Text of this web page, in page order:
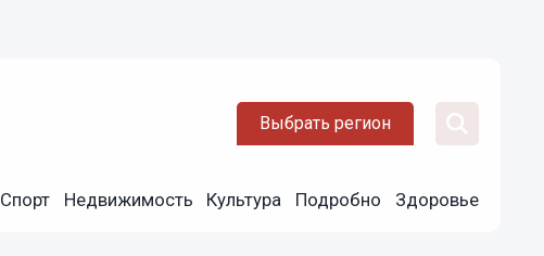
Выбрать регион
Спорт Недвижимость Культура Подробно Здоровье